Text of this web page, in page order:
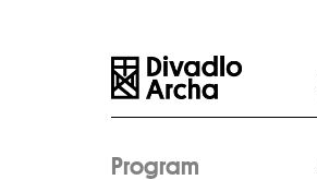
Program